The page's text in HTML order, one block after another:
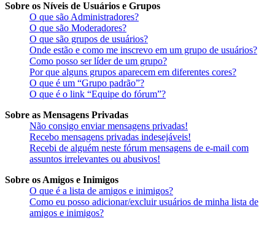
Sobre os Níveis de Usuários e Grupos
O que são Administradores?
O que são Moderadores?
O que são grupos de usuários?
Onde estão e como me inscrevo em um grupo de usuários?
Como posso ser líder de um grupo?
Por que alguns grupos aparecem em diferentes cores?
O que é um “Grupo padrão”?
O que é o link “Equipe do fórum”?
Sobre as Mensagens Privadas
Não consigo enviar mensagens privadas!
Recebo mensagens privadas indesejáveis!
Recebi de alguém neste fórum mensagens de e-mail com
assuntos irrelevantes ou abusivos!
Sobre os Amigos e Inimigos
O que é a lista de amigos e inimigos?
Como eu posso adicionar/excluir usuários de minha lista de
amigos e inimigos?